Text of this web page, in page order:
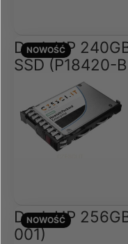
Dysk HP
SSD (P18420-
NOWOŚĆ
Dysk HP
001)
NOWOŚĆ